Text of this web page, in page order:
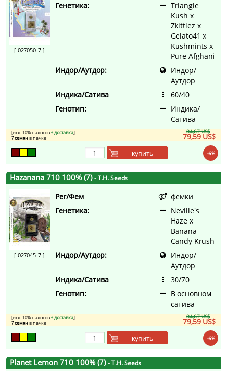
[ 027050-7 ]
Генетика:
Triangle
Kush x
Zkittlez x
Gelato41 x
Kushmints x
Pure Afghani
Индор/Аутдор:
Индор/
Аутдор
Индика/Сатива
60/40
Генотип:
Индика/
Сатива
84,67 US$
79,59 US$
[вкл. 10% налогов+ доставка]
7 семянв пачке
-6%
купить
Hazanana 710 100% (7)- T.H. Seeds
[ 027045-7 ]
Рег/Фем
фемки
Генетика:
Neville's
Haze x
Banana
Candy Krush
Индор/Аутдор:
Индор/
Аутдор
Индика/Сатива
30/70
Генотип:
В основном
сатива
84,67 US$
79,59 US$
[вкл. 10% налогов+ доставка]
7 семянв пачке
-6%
купить
Planet Lemon 710 100% (7)- T.H. Seeds